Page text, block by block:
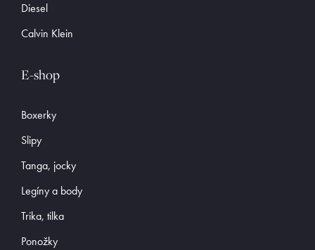
Diesel
Calvin Klein
E-shop
Boxerky
Slipy
Tanga, jocky
Legíny a body
Trika, tilka
Ponožky